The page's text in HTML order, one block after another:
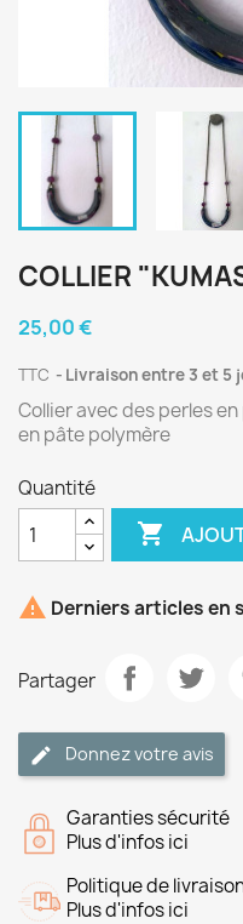
COLLIER
25,00 €
TTC Livraison entre 3 et 5
Collier avec des perles
en pâte polymère
Quantité

 Derniers articles en
Partager
Donnez votre avis
Garanties sécurité
Plus d'infos ici
Politique de
Plus d'infos ici